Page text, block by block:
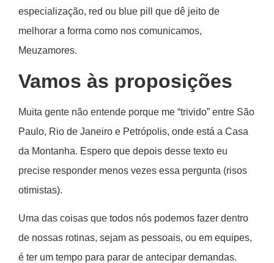
especialização, red ou blue pill que dê jeito de
melhorar a forma como nos comunicamos,
Meuzamores.
Vamos às proposições
Muita gente não entende porque me “trivido” entre São
Paulo, Rio de Janeiro e Petrópolis, onde está a Casa
da Montanha. Espero que depois desse texto eu
precise responder menos vezes essa pergunta (risos
otimistas).
Uma das coisas que todos nós podemos fazer dentro
de nossas rotinas, sejam as pessoais, ou em equipes,
é ter um tempo para parar de antecipar demandas.